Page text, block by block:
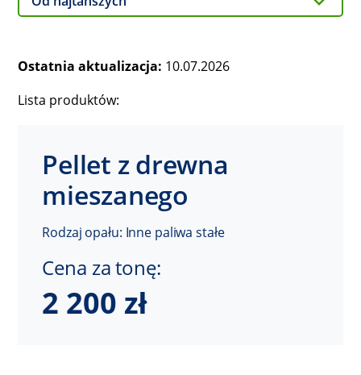
Lista produktów:
Ostatnia aktualizacja: 10.07.2026
Pellet z drewna
mieszanego
Rodzaj opału: Inne paliwa stałe
Cena za tonę:
2 200 zł